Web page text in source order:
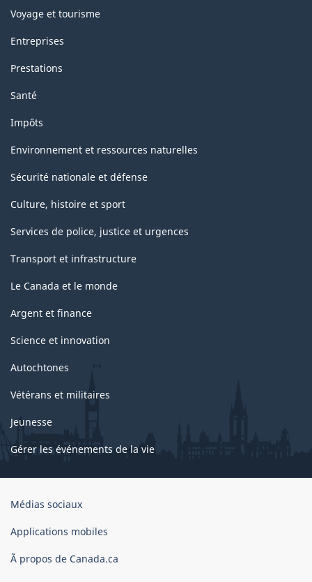
Voyage et tourisme
Entreprises
Prestations
Santé
Impôts
Environnement et ressources naturelles
Sécurité nationale et défense
Culture, histoire et sport
Services de police, justice et urgences
Transport et infrastructure
Le Canada et le monde
Argent et finance
Science et innovation
Autochtones
Vétérans et militaires
Jeunesse
Gérer les événements de la vie
Organisation
gouvernement
Canada
Médias sociaux
Applications mobiles
Ã propos de Canada.ca